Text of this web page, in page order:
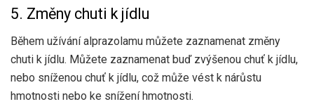
5. Změny chuti k jídlu
Během užívání alprazolamu můžete zaznamenat změny
chuti k jídlu. Můžete zaznamenat buď zvýšenou chuť k jídlu,
nebo sníženou chuť k jídlu, což může vést k nárůstu
hmotnosti nebo ke snížení hmotnosti.